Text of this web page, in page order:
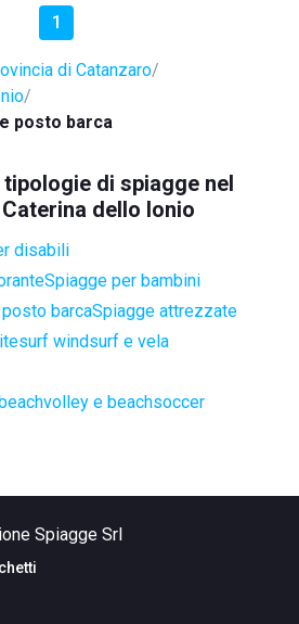
1
di Catanzaro
posto barca
di spiagge nel
dello Ionio
disabili
Spiagge per bambini
barcaSpiagge attrezzate
windsurf e vela
e beachsoccer
Spiagge Srl